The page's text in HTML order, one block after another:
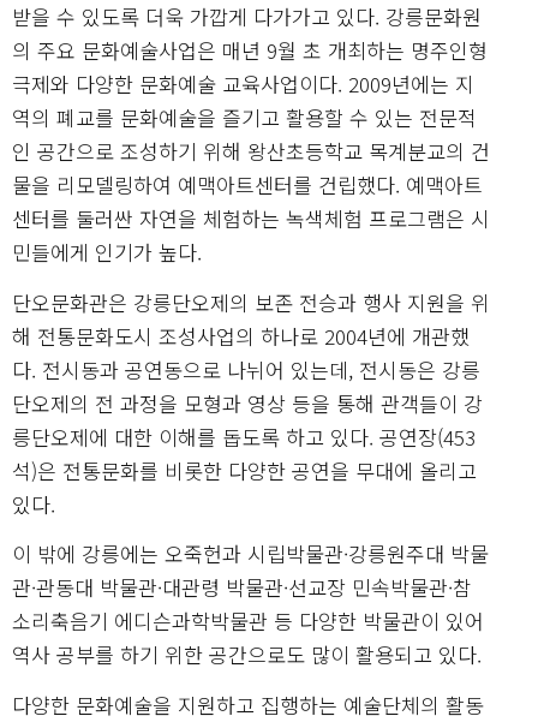
받을 수 있도록 더욱 가깝게 다가가고 있다. 강릉문화원
의 주요 문화예술사업은 매년 9월 초 개최하는 명주인형
극제와 다양한 문화예술 교육사업이다. 2009년에는 지
역의 폐교를 문화예술을 즐기고 활용할 수 있는 전문적
인 공간으로 조성하기 위해 왕산초등학교 목계분교의 건
물을 리모델링하여 예맥아트센터를 건립했다. 예맥아트
센터를 둘러싼 자연을 체험하는 녹색체험 프로그램은 시
민들에게 인기가 높다.
단오문화관은 강릉단오제의 보존 전승과 행사 지원을 위
해 전통문화도시 조성사업의 하나로 2004년에 개관했
다. 전시동과 공연동으로 나뉘어 있는데, 전시동은 강릉
단오제의 전 과정을 모형과 영상 등을 통해 관객들이 강
릉단오제에 대한 이해를 돕도록 하고 있다. 공연장(453
석)은 전통문화를 비롯한 다양한 공연을 무대에 올리고
있다.
이 밖에 강릉에는 오죽헌과 시립박물관·강릉원주대 박물
관·관동대 박물관·대관령 박물관·선교장 민속박물관·참
소리축음기 에디슨과학박물관 등 다양한 박물관이 있어
역사 공부를 하기 위한 공간으로도 많이 활용되고 있다.
다양한 문화예술을 지원하고 집행하는 예술단체의 활동